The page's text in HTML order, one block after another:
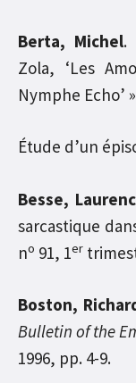
Berta, Michel.
Zola, ‘Les
Nymphe Echo’
Étude d’un
Besse,
sarcastique
no 91, 1er
Boston,
Bulletin of the
1996, pp. 4-9.